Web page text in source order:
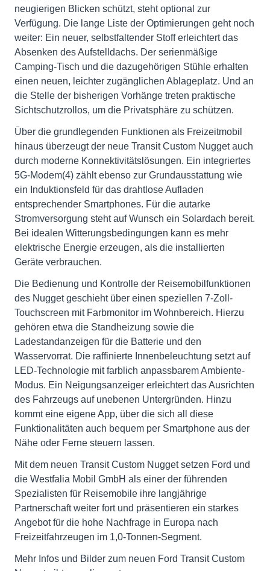
neugierigen Blicken schützt, steht optional zur
Verfügung. Die lange Liste der Optimierungen geht noch
weiter: Ein neuer, selbstfaltender Stoff erleichtert das
Absenken des Aufstelldachs. Der serienmäßige
Camping-Tisch und die dazugehörigen Stühle erhalten
einen neuen, leichter zugänglichen Ablageplatz. Und an
die Stelle der bisherigen Vorhänge treten praktische
Sichtschutzrollos, um die Privatsphäre zu schützen.
Über die grundlegenden Funktionen als Freizeitmobil
hinaus überzeugt der neue Transit Custom Nugget auch
durch moderne Konnektivitätslösungen. Ein integriertes
5G-Modem(4) zählt ebenso zur Grundausstattung wie
ein Induktionsfeld für das drahtlose Aufladen
entsprechender Smartphones. Für die autarke
Stromversorgung steht auf Wunsch ein Solardach bereit.
Bei idealen Witterungsbedingungen kann es mehr
elektrische Energie erzeugen, als die installierten
Geräte verbrauchen.
Die Bedienung und Kontrolle der Reisemobilfunktionen
des Nugget geschieht über einen speziellen 7-Zoll-
Touchscreen mit Farbmonitor im Wohnbereich. Hierzu
gehören etwa die Standheizung sowie die
Ladestandanzeigen für die Batterie und den
Wasservorrat. Die raffinierte Innenbeleuchtung setzt auf
LED-Technologie mit farblich anpassbarem Ambiente-
Modus. Ein Neigungsanzeiger erleichtert das Ausrichten
des Fahrzeugs auf unebenen Untergründen. Hinzu
kommt eine eigene App, über die sich all diese
Funktionalitäten auch bequem per Smartphone aus der
Nähe oder Ferne steuern lassen.
Mit dem neuen Transit Custom Nugget setzen Ford und
die Westfalia Mobil GmbH als einer der führenden
Spezialisten für Reisemobile ihre langjährige
Partnerschaft weiter fort und präsentieren ein starkes
Angebot für die hohe Nachfrage in Europa nach
Freizeitfahrzeugen im 1,0-Tonnen-Segment.
Mehr Infos und Bilder zum neuen Ford Transit Custom